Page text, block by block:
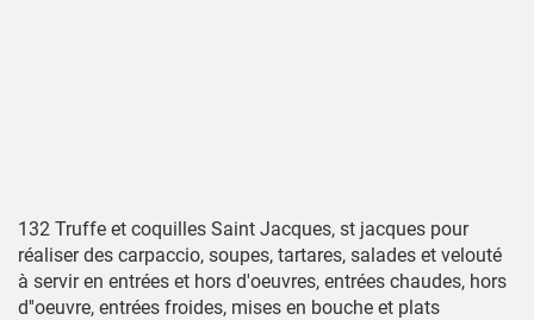
132 Truffe et coquilles Saint Jacques, st jacques pour
réaliser des carpaccio, soupes, tartares, salades et velouté
à servir en entrées et hors d'oeuvres, entrées chaudes, hors
d''oeuvre, entrées froides, mises en bouche et plats